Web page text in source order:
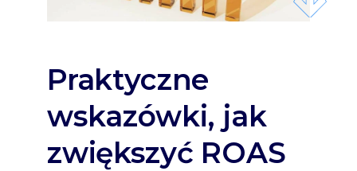
Praktyczne
wskazówki, jak
zwiększyć ROAS